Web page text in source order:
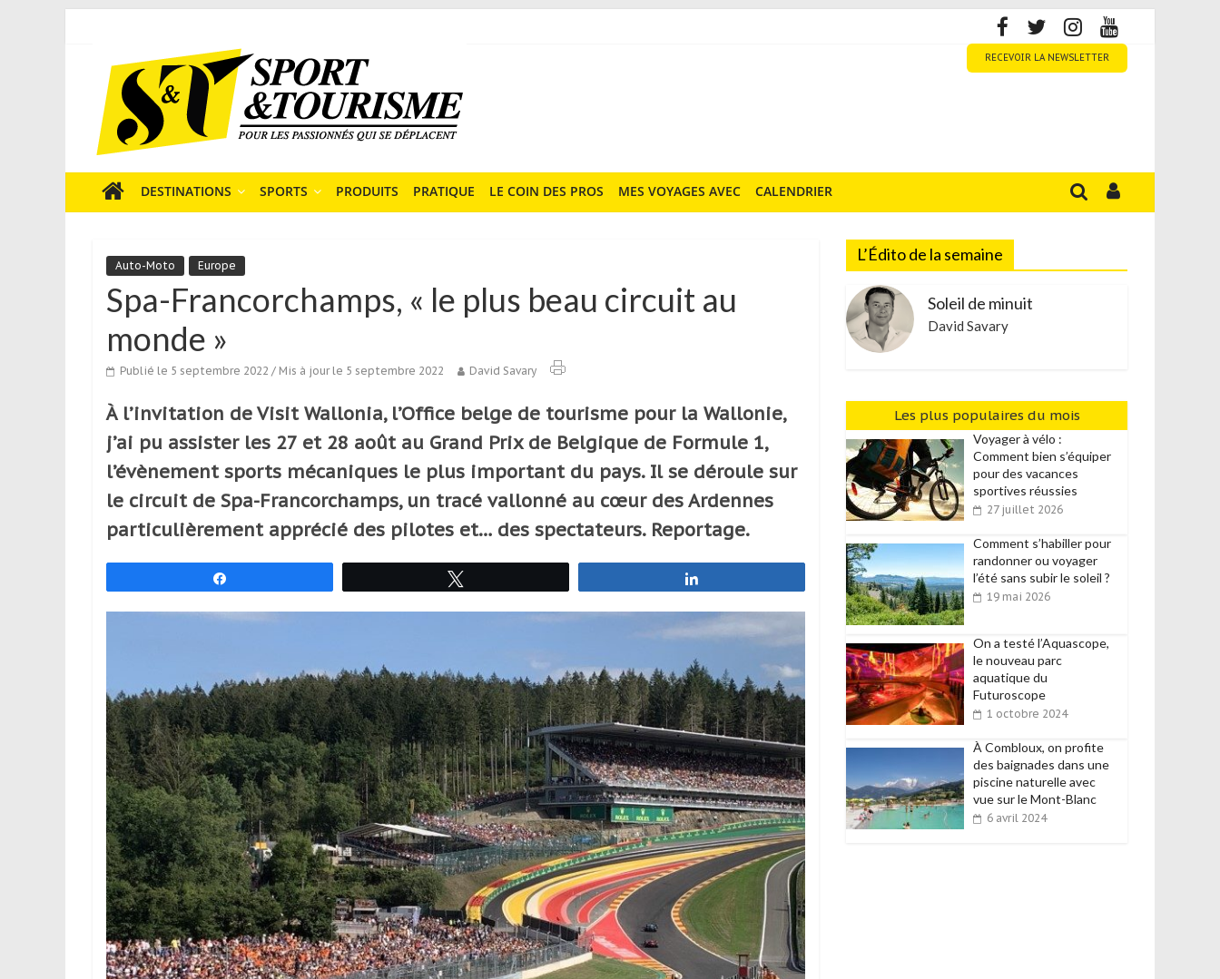
content
Tourisme
est
un
média
sur
sportif
qui
s’adresse
aux
ponctuels
ou
réguliers,
pratiquants,
passionnés
ou
simples
spectateurs
qui
France
l’étranger
pour
assouvir
leur
passion,
tout
en
profitant
de
découverte
RECEVOIR LA NEWSLETTER
DESTINATIONS SPORTS PRODUITS PRATIQUE LE COIN DES PROS MES VOYAGES AVEC CALENDRIER
Auto-Moto Europe
Spa-Francorchamps, « le plus beau circuit au
monde »
Publié le 5 septembre 2022 / Mis à jour le 5 septembre 2022 David Savary
À l’invitation de Visit Wallonia, l’Office belge de tourisme pour la Wallonie,
j’ai pu assister les 27 et 28 août au Grand Prix de Belgique de Formule 1,
l’évènement sports mécaniques le plus important du pays. Il se déroule sur
le circuit de Spa-Francorchamps, un tracé vallonné au cœur des Ardennes
particulièrement apprécié des pilotes et… des spectateurs. Reportage.
L’Édito de la semaine
Soleil de minuit
David Savary
Les plus populaires du mois
Voyager à vélo :
Comment bien s’équiper
pour des vacances
sportives réussies
27 juillet 2026
Comment s’habiller pour
randonner ou voyager
l’été sans subir le soleil ?
19 mai 2026
On a testé l’Aquascope,
le nouveau parc
aquatique du
Futuroscope
1 octobre 2024
À Combloux, on profite
des baignades dans une
piscine naturelle avec
vue sur le Mont-Blanc
6 avril 2024